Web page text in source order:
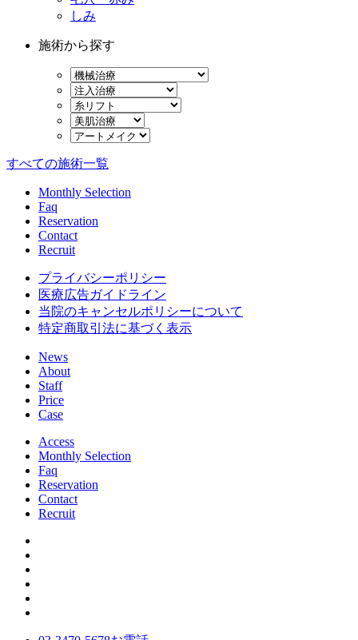
しみ
施術から探す
すべての施術一覧
Monthly Selection
Faq
Reservation
Contact
Recruit
プライバシーポリシー
医療広告ガイドライン
当院のキャンセルポリシーについて
特定商取引法に基づく表示
News
About
Staff
Price
Case
Access
Monthly Selection
Faq
Reservation
Contact
Recruit